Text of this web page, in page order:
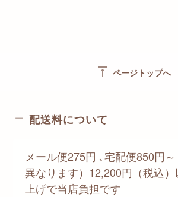
vertical_align_top ページトップへ
配送料について
メール便275円 ､宅配便850円
異なります）12,200円（税込
上げで当店負担です